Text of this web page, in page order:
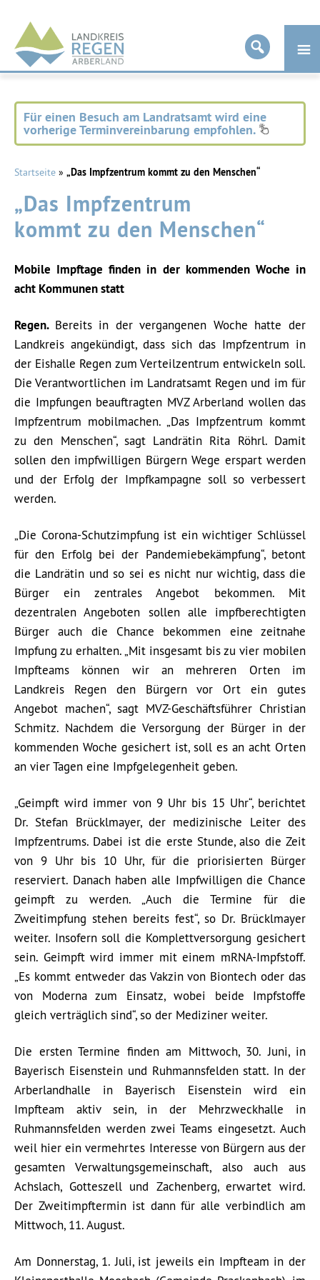
Landkreis
Regen
Für einen Besuch am Landratsamt wird eine
vorherige Terminvereinbarung empfohlen.
Startseite » „Das Impfzentrum kommt zu den Menschen“
„Das Impfzentrum
kommt zu den Menschen“
Mobile Impftage finden in der kommenden Woche in
acht Kommunen statt
Regen. Bereits in der vergangenen Woche hatte der
Landkreis angekündigt, dass sich das Impfzentrum in
der Eishalle Regen zum Verteilzentrum entwickeln soll.
Die Verantwortlichen im Landratsamt Regen und im für
die Impfungen beauftragten MVZ Arberland wollen das
Impfzentrum mobilmachen. „Das Impfzentrum kommt
zu den Menschen“, sagt Landrätin Rita Röhrl. Damit
sollen den impfwilligen Bürgern Wege erspart werden
und der Erfolg der Impfkampagne soll so verbessert
werden.
„Die Corona-Schutzimpfung ist ein wichtiger Schlüssel
für den Erfolg bei der Pandemiebekämpfung“, betont
die Landrätin und so sei es nicht nur wichtig, dass die
Bürger ein zentrales Angebot bekommen. Mit
dezentralen Angeboten sollen alle impfberechtigten
Bürger auch die Chance bekommen eine zeitnahe
Impfung zu erhalten. „Mit insgesamt bis zu vier mobilen
Impfteams können wir an mehreren Orten im
Landkreis Regen den Bürgern vor Ort ein gutes
Angebot machen“, sagt MVZ-Geschäftsführer Christian
Schmitz. Nachdem die Versorgung der Bürger in der
kommenden Woche gesichert ist, soll es an acht Orten
an vier Tagen eine Impfgelegenheit geben.
„Geimpft wird immer von 9 Uhr bis 15 Uhr“, berichtet
Dr. Stefan Brücklmayer, der medizinische Leiter des
Impfzentrums. Dabei ist die erste Stunde, also die Zeit
von 9 Uhr bis 10 Uhr, für die priorisierten Bürger
reserviert. Danach haben alle Impfwilligen die Chance
geimpft zu werden. „Auch die Termine für die
Zweitimpfung stehen bereits fest“, so Dr. Brücklmayer
weiter. Insofern soll die Komplettversorgung gesichert
sein. Geimpft wird immer mit einem mRNA-Impfstoff.
„Es kommt entweder das Vakzin von Biontech oder das
von Moderna zum Einsatz, wobei beide Impfstoffe
gleich verträglich sind“, so der Mediziner weiter.
Die ersten Termine finden am Mittwoch, 30. Juni, in
Bayerisch Eisenstein und Ruhmannsfelden statt. In der
Arberlandhalle in Bayerisch Eisenstein wird ein
Impfteam aktiv sein, in der Mehrzweckhalle in
Ruhmannsfelden werden zwei Teams eingesetzt. Auch
weil hier ein vermehrtes Interesse von Bürgern aus der
gesamten Verwaltungsgemeinschaft, also auch aus
Achslach, Gotteszell und Zachenberg, erwartet wird.
Der Zweitimpftermin ist dann für alle verbindlich am
Mittwoch, 11. August.
Am Donnerstag, 1. Juli, ist jeweils ein Impfteam in der